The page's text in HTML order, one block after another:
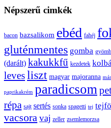
Népszerű cimkék
bacon bazsalikom ebéd fahéj
gluténmentes gomba
(darált) kakukkfű kezdetek
levesliszt magyar majoranna
paprikakrém paradicsom
répa sajt sertés sonka spagetti tej
vacsoravaj zeller zsemlemorzsa